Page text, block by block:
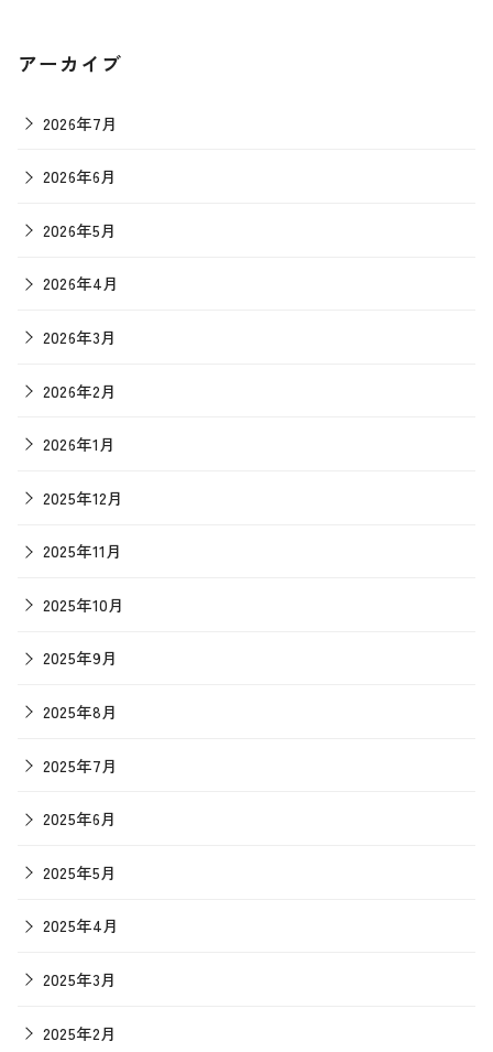
アーカイブ
2026年7月
2026年6月
2026年5月
2026年4月
2026年3月
2026年2月
2026年1月
2025年12月
2025年11月
2025年10月
2025年9月
2025年8月
2025年7月
2025年6月
2025年5月
2025年4月
2025年3月
2025年2月